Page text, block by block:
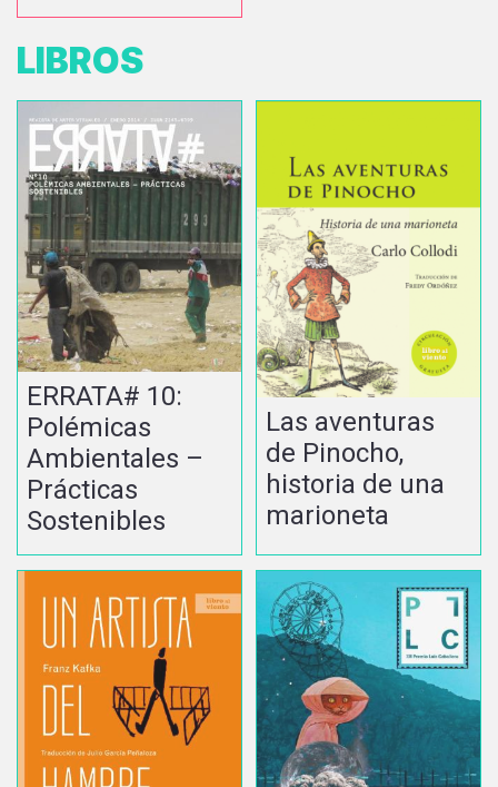
LIBROS
ERRATA# 10:
Polémicas
Ambientales –
Prácticas
Sostenibles
Las aventuras
de Pinocho,
historia de una
marioneta